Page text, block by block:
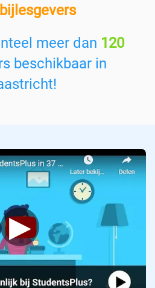
meer dan 120
beschikbaar in
!
▶